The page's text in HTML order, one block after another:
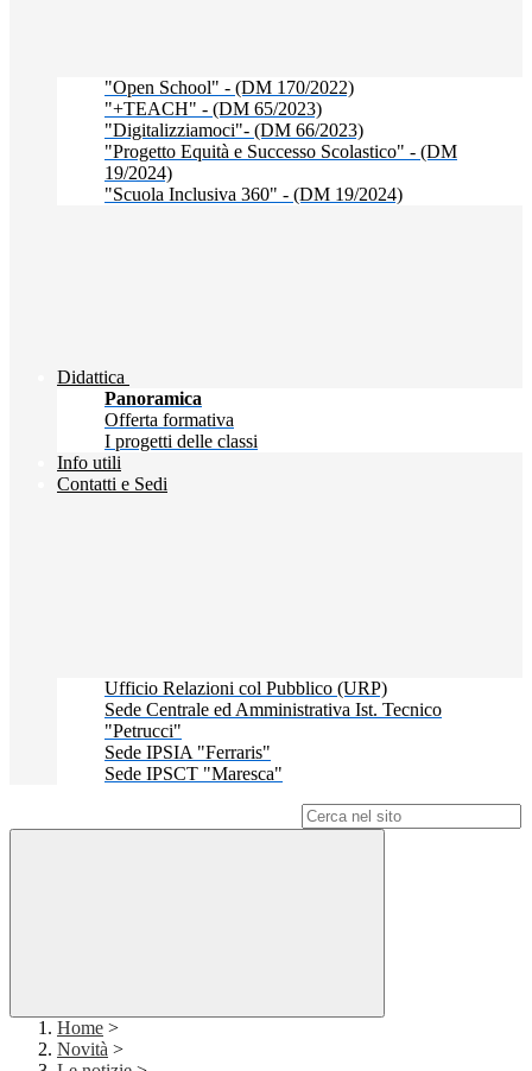
"Open School" - (DM 170/2022)
"+TEACH" - (DM 65/2023)
"Digitalizziamoci"- (DM 66/2023)
"Progetto Equità e Successo Scolastico" - (DM
19/2024)
"Scuola Inclusiva 360" - (DM 19/2024)
Didattica
Panoramica
Offerta formativa
I progetti delle classi
Info utili
Contatti e Sedi
Ufficio Relazioni col Pubblico (URP)
Sede Centrale ed Amministrativa Ist. Tecnico
"Petrucci"
Sede IPSIA "Ferraris"
Sede IPSCT "Maresca"
Home >
Novità >